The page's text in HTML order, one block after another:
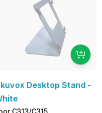
Desktop Stand -
C313/C315